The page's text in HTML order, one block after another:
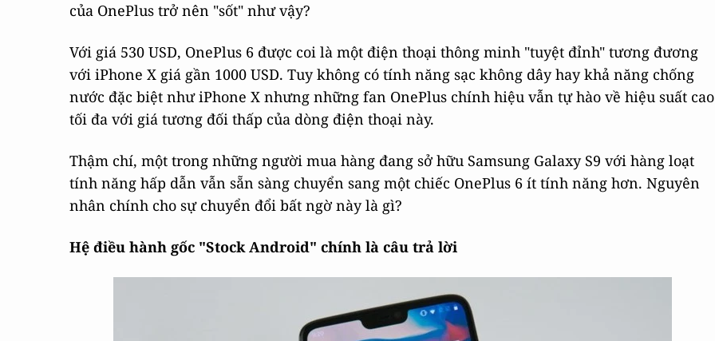
của OnePlus trở nên "sốt" như vậy?
Với giá 530 USD, OnePlus 6 được coi là một điện thoại thông minh "tuyệt đỉnh" tương đương
với iPhone X giá gần 1000 USD. Tuy không có tính năng sạc không dây hay khả năng chống
nước đặc biệt như iPhone X nhưng những fan OnePlus chính hiệu vẫn tự hào về hiệu suất cao
tối đa với giá tương đối thấp của dòng điện thoại này.
Thậm chí, một trong những người mua hàng đang sở hữu Samsung Galaxy S9 với hàng loạt
tính năng hấp dẫn vẫn sẵn sàng chuyển sang một chiếc OnePlus 6 ít tính năng hơn. Nguyên
nhân chính cho sự chuyển đổi bất ngờ này là gì?
Hệ điều hành gốc "Stock Android" chính là câu trả lời